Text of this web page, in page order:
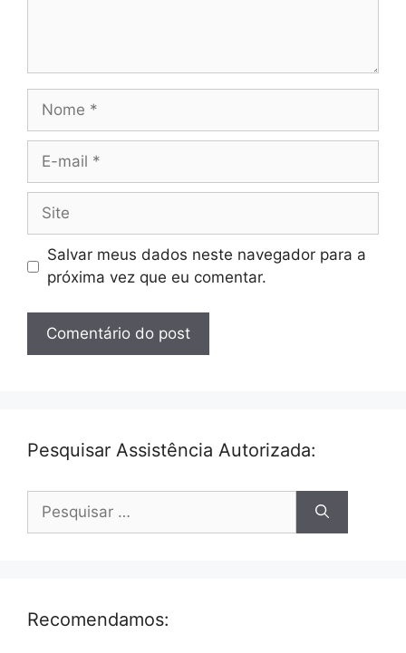
Nome
Site
Salvar meus dados neste navegador para a
próxima vez que eu comentar.
Pesquisar Assistência Autorizada:
por:
Recomendamos: